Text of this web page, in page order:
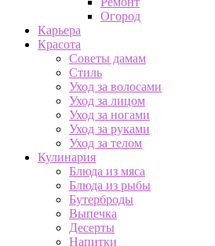
Огород
Карьера
Красота
Советы дамам
Стиль
Уход за волосами
Уход за лицом
Уход за ногами
Уход за руками
Уход за телом
Кулинария
Блюда из мяса
Блюда из рыбы
Бутерброды
Выпечка
Десерты
Напитки